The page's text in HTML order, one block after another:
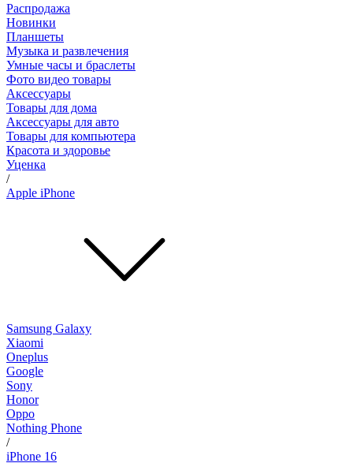
Распродажа
Новинки
Планшеты
Музыка и развлечения
Умные часы и браслеты
Фото видео товары
Аксессуары
Товары для дома
Аксессуары для авто
Товары для компьютера
Красота и здоровье
Уценка
/
Apple iPhone
Samsung Galaxy
Xiaomi
Oneplus
Google
Sony
Honor
Oppo
Nothing Phone
/
iPhone 16